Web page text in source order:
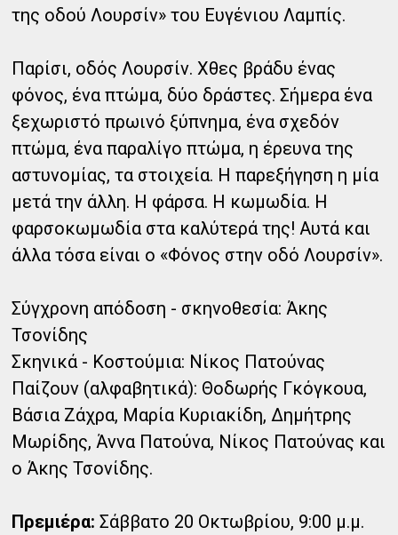
της οδού Λουρσίν» του Ευγένιου Λαμπίς.
Παρίσι, οδός Λουρσίν. Χθες βράδυ ένας
φόνος, ένα πτώμα, δύο δράστες. Σήμερα ένα
ξεχωριστό πρωινό ξύπνημα, ένα σχεδόν
πτώμα, ένα παραλίγο πτώμα, η έρευνα της
αστυνομίας, τα στοιχεία. Η παρεξήγηση η μία
μετά την άλλη. Η φάρσα. Η κωμωδία. Η
φαρσοκωμωδία στα καλύτερά της! Αυτά και
άλλα τόσα είναι ο «Φόνος στην οδό Λουρσίν».
Σύγχρονη απόδοση - σκηνοθεσία: Άκης
Τσονίδης
Σκηνικά - Κοστούμια: Νίκος Πατούνας
Παίζουν (αλφαβητικά): Θοδωρής Γκόγκουα,
Βάσια Ζάχρα, Μαρία Κυριακίδη, Δημήτρης
Μωρίδης, Άννα Πατούνα, Νίκος Πατούνας και
ο Άκης Τσονίδης.
Πρεμιέρα: Σάββατο 20 Οκτωβρίου, 9:00 μ.μ.